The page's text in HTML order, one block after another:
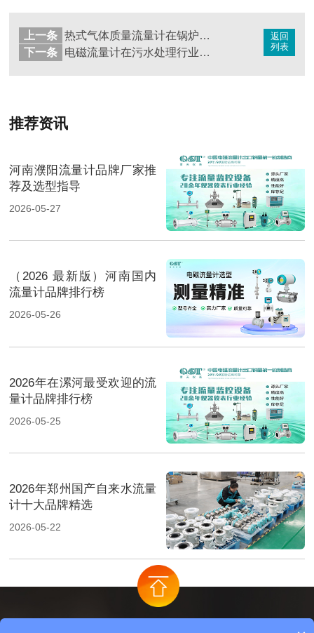
返回
列表
上一条
热式气体质量流量计在锅炉风量测量中的应用
下一条
电磁流量计在污水处理行业应用
推荐资讯
河南濮阳流量计品牌厂家推
荐及选型指导
2026-05-27
（2026 最新版）河南国内
流量计品牌排行榜
2026-05-26
2026年在漯河最受欢迎的流
量计品牌排行榜
2026-05-25
2026年郑州国产自来水流量
计十大品牌精选
2026-05-22